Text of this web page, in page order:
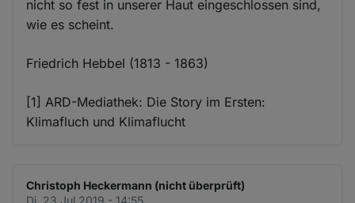
nicht so fest in unserer Haut eingeschlossen sind,
wie es scheint.
Friedrich Hebbel (1813 - 1863)
[1] ARD-Mediathek: Die Story im Ersten:
Klimafluch und Klimaflucht
Christoph Heckermann (nicht überprüft)